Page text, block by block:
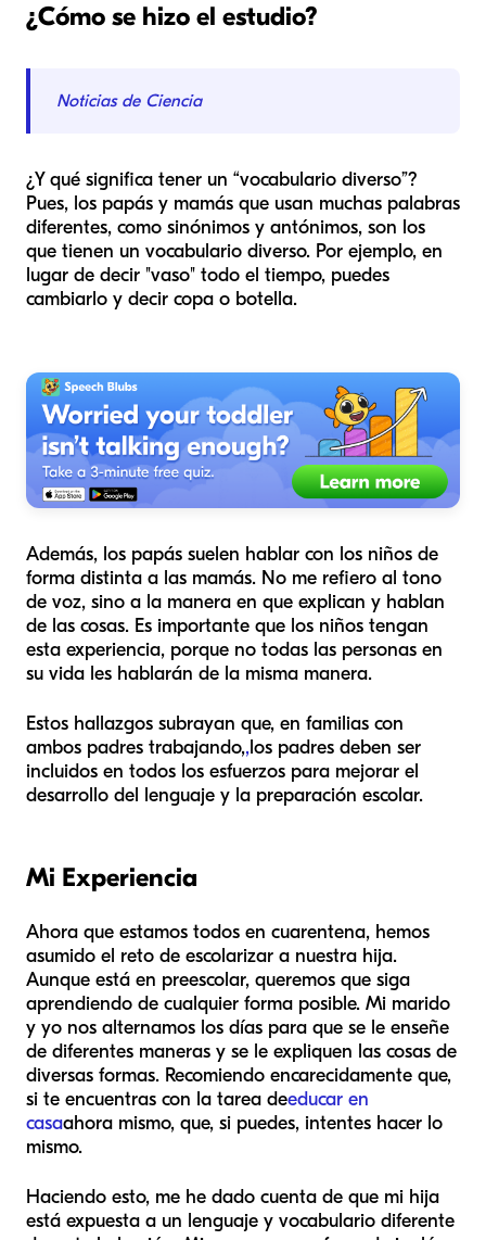
¿Cómo se hizo el estudio?
Noticias de Ciencia
¿Y qué significa tener un “vocabulario diverso”?
Pues, los papás y mamás que usan muchas palabras
diferentes, como sinónimos y antónimos, son los
que tienen un vocabulario diverso. Por ejemplo, en
lugar de decir "vaso" todo el tiempo, puedes
cambiarlo y decir copa o botella.
Además, los papás suelen hablar con los niños de
forma distinta a las mamás. No me refiero al tono
de voz, sino a la manera en que explican y hablan
de las cosas. Es importante que los niños tengan
esta experiencia, porque no todas las personas en
su vida les hablarán de la misma manera.
Estos hallazgos subrayan que, en familias con
ambos padres trabajando,,los padres deben ser
incluidos en todos los esfuerzos para mejorar el
desarrollo del lenguaje y la preparación escolar.
Mi Experiencia
Ahora que estamos todos en cuarentena, hemos
asumido el reto de escolarizar a nuestra hija.
Aunque está en preescolar, queremos que siga
aprendiendo de cualquier forma posible. Mi marido
y yo nos alternamos los días para que se le enseñe
de diferentes maneras y se le expliquen las cosas de
diversas formas. Recomiendo encarecidamente que,
si te encuentras con la tarea deeducar en
casaahora mismo, que, si puedes, intentes hacer lo
mismo.
Haciendo esto, me he dado cuenta de que mi hija
está expuesta a un lenguaje y vocabulario diferente